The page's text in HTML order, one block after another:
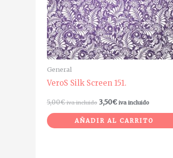
General
VeroS Silk Screen 151.
5,00€ iva incluido 3,50€ iva incluido
AÑADIR AL CARRITO